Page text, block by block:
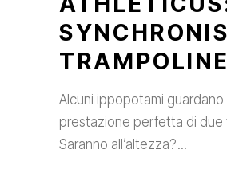
TRAMPOLINE
Alcuni ippopotami guardano
prestazione perfetta di due
Saranno all’altezza?